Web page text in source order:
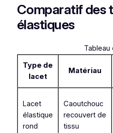
Comparatif des
élastiques
Type de
lacet
Matériau
Lacet
élastique
rond
Caoutchouc
recouvert de
tissu